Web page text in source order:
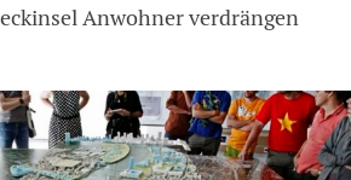
Anwohner verdrängen